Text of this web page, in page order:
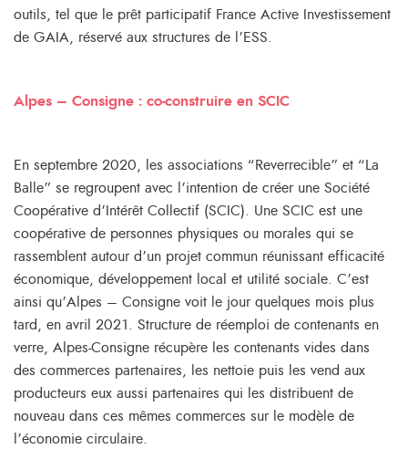
outils, tel que le prêt participatif France Active Investissement
de GAIA, réservé aux structures de l’ESS.
Alpes – Consigne : co-construire en SCIC
En septembre 2020, les associations “Reverrecible” et “La
Balle” se regroupent avec l’intention de créer une Société
Coopérative d’Intérêt Collectif (SCIC). Une SCIC est une
coopérative de personnes physiques ou morales qui se
rassemblent autour d’un projet commun réunissant efficacité
économique, développement local et utilité sociale. C’est
ainsi qu’Alpes – Consigne voit le jour quelques mois plus
tard, en avril 2021. Structure de réemploi de contenants en
verre, Alpes-Consigne récupère les contenants vides dans
des commerces partenaires, les nettoie puis les vend aux
producteurs eux aussi partenaires qui les distribuent de
nouveau dans ces mêmes commerces sur le modèle de
l’économie circulaire.